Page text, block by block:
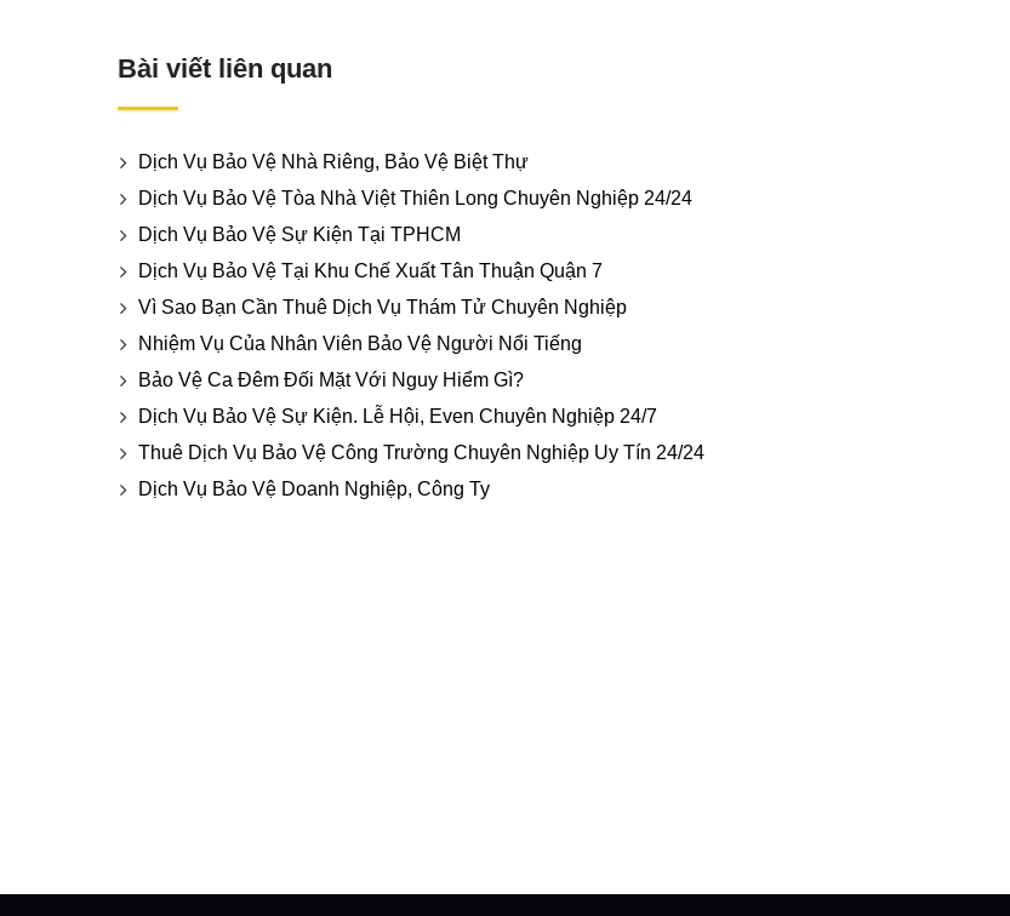
Bài viết liên quan
Dịch Vụ Bảo Vệ Nhà Riêng, Bảo Vệ Biệt Thự
Dịch Vụ Bảo Vệ Tòa Nhà Việt Thiên Long Chuyên Nghiệp 24/24
Dịch Vụ Bảo Vệ Sự Kiện Tại TPHCM
Dịch Vụ Bảo Vệ Tại Khu Chế Xuất Tân Thuận Quận 7
Vì Sao Bạn Cần Thuê Dịch Vụ Thám Tử Chuyên Nghiệp
Nhiệm Vụ Của Nhân Viên Bảo Vệ Người Nổi Tiếng
Bảo Vệ Ca Đêm Đối Mặt Với Nguy Hiểm Gì?
Dịch Vụ Bảo Vệ Sự Kiện. Lễ Hội, Even Chuyên Nghiệp 24/7
Thuê Dịch Vụ Bảo Vệ Công Trường Chuyên Nghiệp Uy Tín 24/24
Dịch Vụ Bảo Vệ Doanh Nghiệp, Công Ty